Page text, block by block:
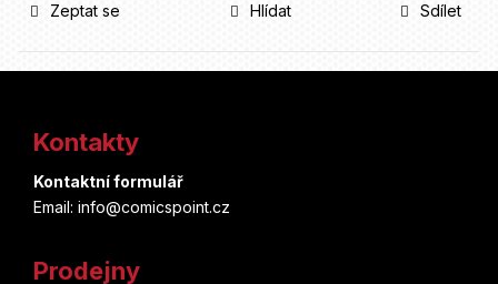
Zeptat se Hlídat Sdílet
Kontakty
Kontaktní formulář
Email: info@comicspoint.cz
Prodejny